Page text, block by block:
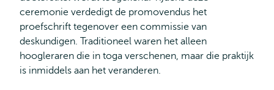
ceremonie verdedigt de promovendus het
proefschrift tegenover een commissie van
deskundigen. Traditioneel waren het alleen
hoogleraren die in toga verschenen, maar die praktijk
is inmiddels aan het veranderen.